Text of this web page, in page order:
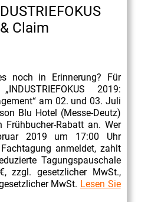
Claim
noch in Erinnerung? Für
2019:
am 02. und 03. Juli
Blu Hotel (Messe-Deutz)
Frühbucher-Rabatt an. Wer
2019 um 17:00 Uhr
anmeldet, zahlt
Tagungspauschale
zzgl. gesetzlicher MwSt.,
MwSt. Lesen Sie